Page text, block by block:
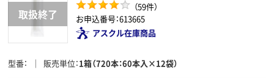
（59件）
お申込番号：613665
アスクル在庫商品
型番 販売単位 1箱（720本：60本入×12袋）